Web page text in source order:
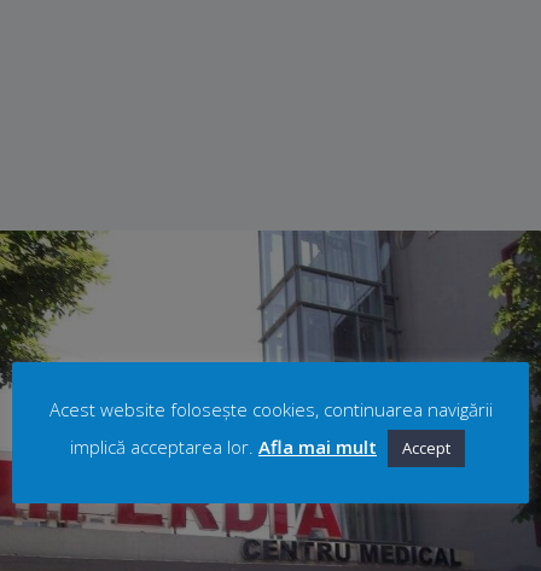
Acest website folosește cookies, continuarea navigării
implică acceptarea lor. Afla mai mult Accept